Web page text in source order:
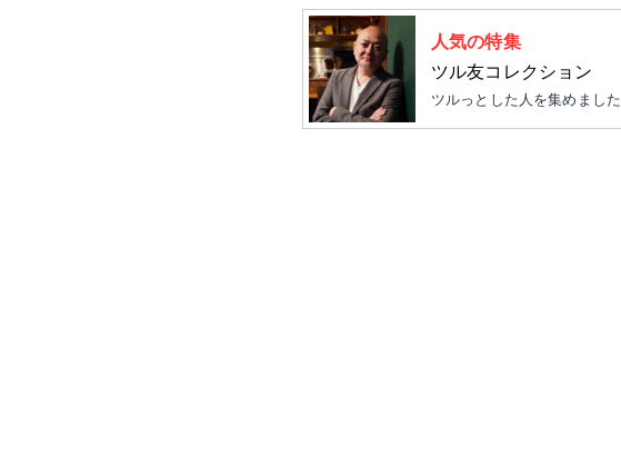
人気の特集
ツル友コレクション
ツルっとした人を集めました